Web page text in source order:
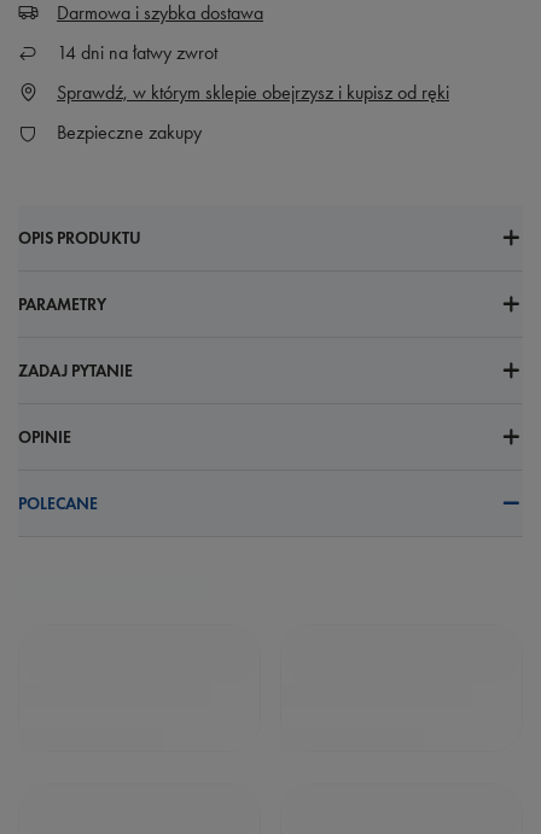
Darmowa i szybka dostawa
14 dni na łatwy zwrot
Sprawdź, w którym sklepie obejrzysz i kupisz od ręki
Bezpieczne zakupy
OPIS PRODUKTU
PARAMETRY
ZADAJ PYTANIE
OPINIE
POLECANE